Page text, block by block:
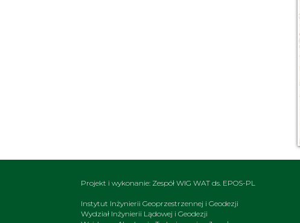
Projekt i wykonanie: Zespół WIG WAT ds. EPOS-PL
Instytut Inżynierii Geoprzestrzennej i Geodezji
Wydział Inżynierii Lądowej i Geodezji